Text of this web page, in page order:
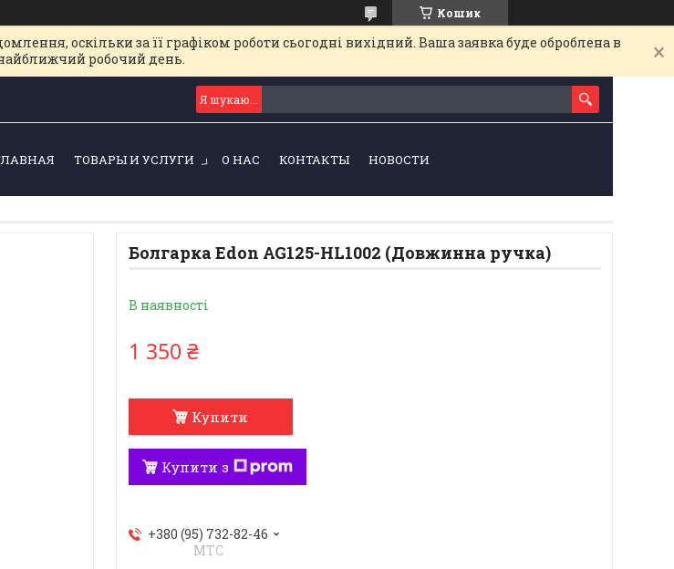
Кошик
оскільки за її графіком роботи сьогодні вихідний. Ваша заявка буде оброблена в
робочий день.
ТОВАРЫ И УСЛУГИ О НАС КОНТАКТЫ НОВОСТИ
Болгарка Edon AG125-HL1002 (Довжинна ручка)
В наявності
1 350 ₴
Купити
Купити з
+380 (95) 732-82-46
МТС